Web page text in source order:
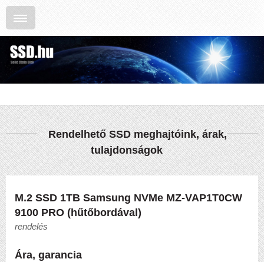
Rendelhető SSD meghajtóink, árak,
tulajdonságok
M.2 SSD 1TB Samsung NVMe MZ-VAP1T0CW
9100 PRO (hűtőbordával)
rendelés
Ára, garancia